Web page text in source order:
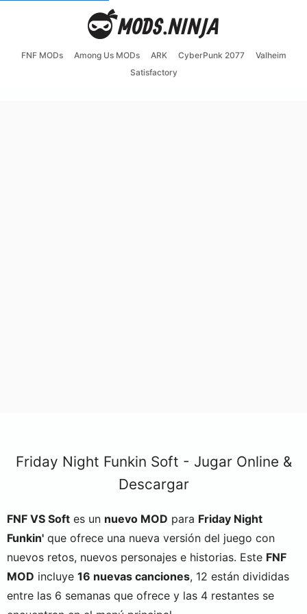
FNF MODs Among Us MODs ARK CyberPunk 2077
Valheim
Satisfactory
Friday Night Funkin Soft - Jugar Online &
Descargar
FNF VS Soft es un nuevo MOD para Friday Night
Funkin' que ofrece una nueva versión del juego con
nuevos retos, nuevos personajes e historias. Este FNF
MOD incluye 16 nuevas canciones, 12 están divididas
entre las 6 semanas que ofrece y las 4 restantes se